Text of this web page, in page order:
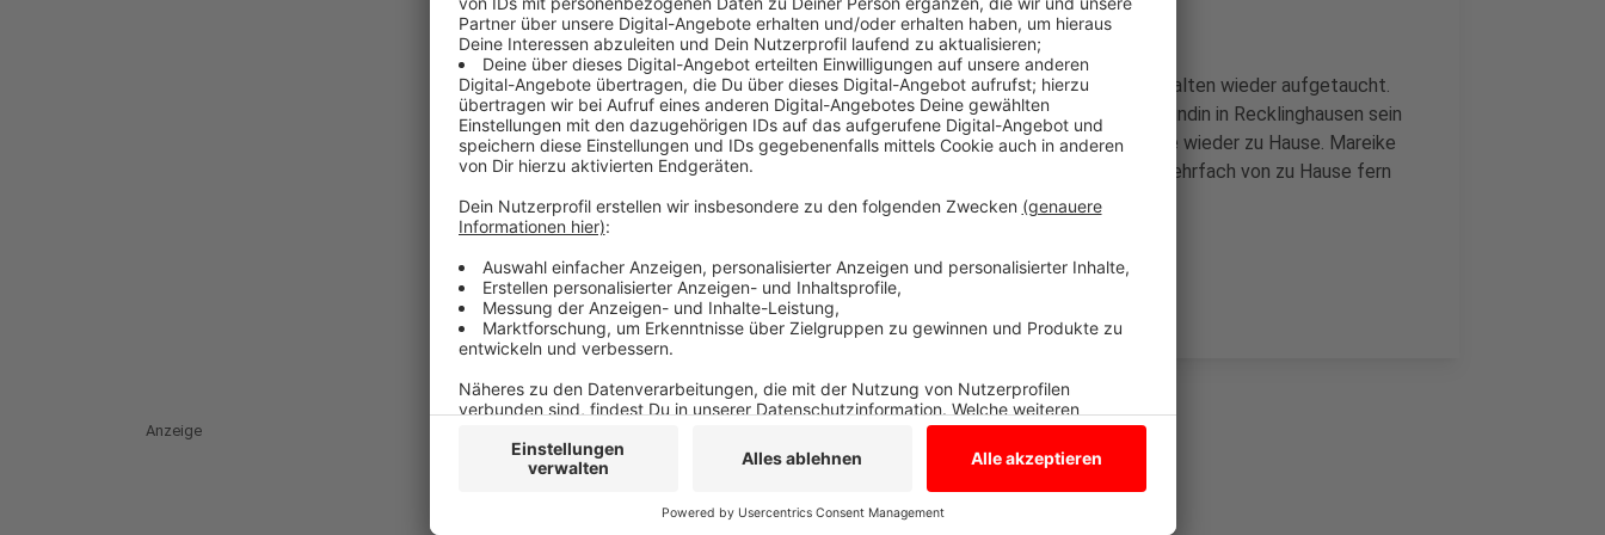
Die Polizei in Münster gibt Entwarnung, das Mädchen ist wohlbehalten wieder aufgetaucht.
Die Polizisten hatten einen Tip bekommen, dass sie bei einer Freundin in Recklinghausen sein
könnte. Dort haben die Beamten sie gefunden. Mittlerweile ist sie wieder zu Hause. Mareike
war etwas mehr als zwei Wochen weg. Das Mädchen ist schon mehrfach von zu Hause fern
geblieben.
Anzeige